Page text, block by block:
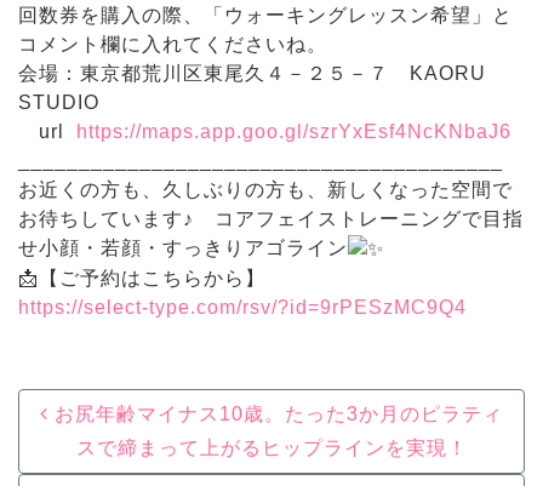
回数券を購入の際、「ウォーキングレッスン希望」と
コメント欄に入れてくださいね。
会場：東京都荒川区東尾久４－２５－７ KAORU
STUDIO
url
https://maps.app.goo.gl/szrYxEsf4NcKNbaJ6
お近くの方も、久しぶりの方も、新しくなった空間で
お待ちしています♪ コアフェイストレーニングで目指
せ小顔・若顔・すっきりアゴライン
📩【ご予約はこちらから】
https://select-type.com/rsv/?id=9rPESzMC9Q4
Post navigation
お尻年齢マイナス10歳。たった3か月のピラティ
スで締まって上がるヒップラインを実現！